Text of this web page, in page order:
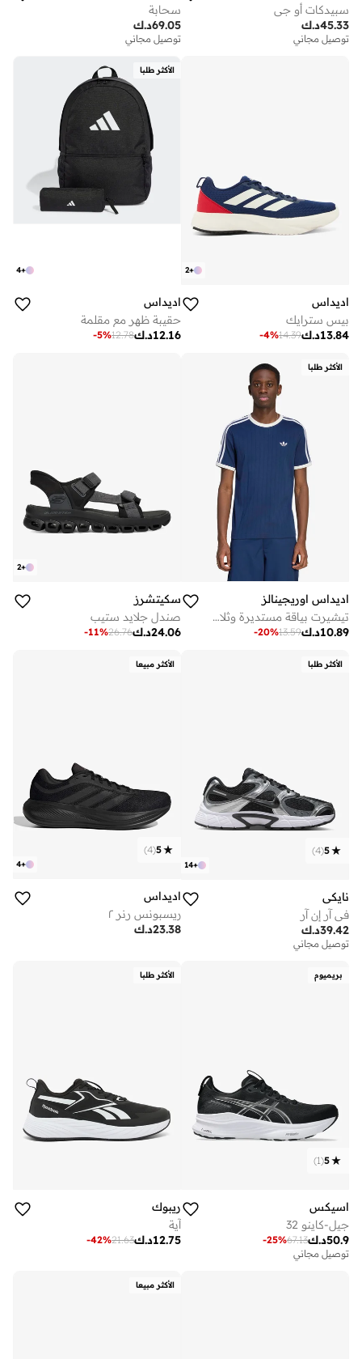
سبيدكات أو جي
د.ك45.33
توصيل مجاني
سحابة
د.ك69.05
توصيل مجاني
+
2
اديداس
بيس سترايك
د.ك13.84
14.39
-4%
الأكثر طلبا
+
4
اديداس
حقيبة ظهر مع مقلمة
د.ك12.16
12.78
-5%
الأكثر طلبا
اديداس اوريجينالز
تيشيرت بياقة مستديرة وثلاث خطوط
د.ك10.89
13.59
-20%
+
2
سكيتشرز
صندل جلايد ستيب
د.ك24.06
26.76
-11%
الأكثر طلبا
+
14
5
(
4
)
نايكي
في آر إن آر
د.ك39.42
توصيل مجاني
الأكثر مبيعا
+
4
5
(
4
)
اديداس
ريسبونس رنر ٢
د.ك23.38
بريميوم
5
(
1
)
اسيكس
جيل-كاينو 32
د.ك50.9
67.13
-25%
توصيل مجاني
الأكثر طلبا
ريبوك
آية
د.ك12.75
21.63
-42%
الأكثر مبيعا